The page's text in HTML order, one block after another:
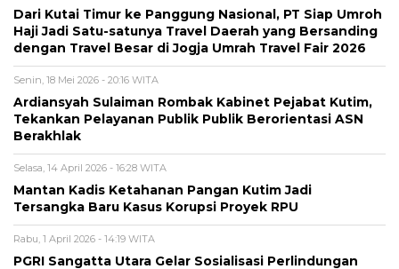
Dari Kutai Timur ke Panggung Nasional, PT Siap Umroh
Haji Jadi Satu-satunya Travel Daerah yang Bersanding
dengan Travel Besar di Jogja Umrah Travel Fair 2026
Senin, 18 Mei 2026 - 20:16 WITA
Ardiansyah Sulaiman Rombak Kabinet Pejabat Kutim,
Tekankan Pelayanan Publik Publik Berorientasi ASN
Berakhlak
Selasa, 14 April 2026 - 16:28 WITA
Mantan Kadis Ketahanan Pangan Kutim Jadi
Tersangka Baru Kasus Korupsi Proyek RPU
Rabu, 1 April 2026 - 14:19 WITA
PGRI Sangatta Utara Gelar Sosialisasi Perlindungan